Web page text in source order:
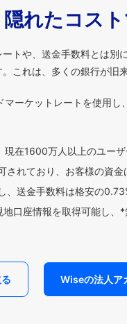
れたコス
トや、送金手数料とは
これは、多くの銀行が旧
ーケットレートを使用
在1600万人以上のユーザ
れており、お客様の資金
送金手数料は格安の
口座情報を取得可能し、*
Wiseの法人ア